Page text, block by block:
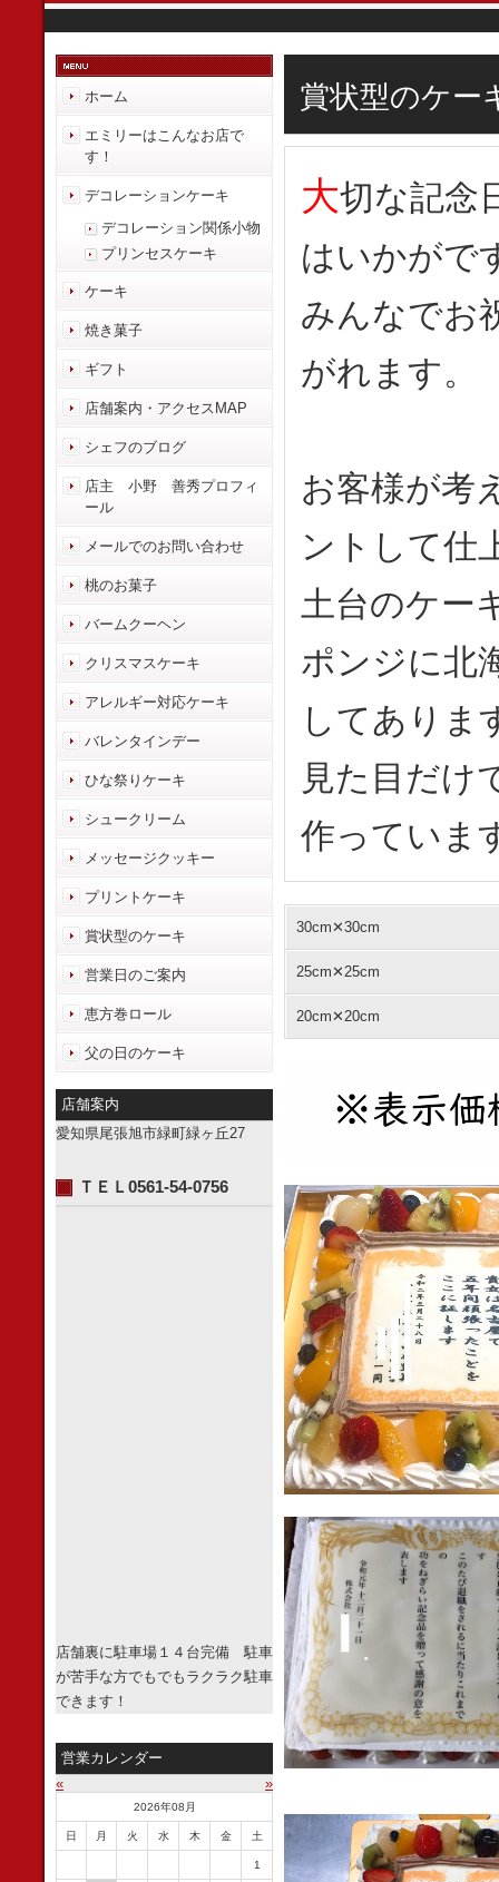
賞状型のケー
大切な記念
はいかがで
みんなでお
がれます。
お客様が考
ントして仕
土台のケー
ポンジに北
してありま
見た目だけ
作っていま
30cm✕30cm
25cm✕25cm
20cm✕20cm
ホーム
エミリーはこんなお店で
す！
デコレーションケーキ
デコレーション関係小物
プリンセスケーキ
ケーキ
焼き菓子
ギフト
店舗案内・アクセスMAP
シェフのブログ
店主 小野 善秀プロフィ
ール
メールでのお問い合わせ
桃のお菓子
バームクーヘン
クリスマスケーキ
アレルギー対応ケーキ
バレンタインデー
ひな祭りケーキ
シュークリーム
メッセージクッキー
プリントケーキ
賞状型のケーキ
営業日のご案内
恵方巻ロール
父の日のケーキ
店舗案内
愛知県尾張旭市緑町緑ヶ丘27
ＴＥＬ0561-54-0756
店舗裏に駐車場１４台完備 駐車
が苦手な方でもでもラクラク駐車
できます！
営業カレンダー
«
»
2026年08月
日 月 火 水 木 金 土
1